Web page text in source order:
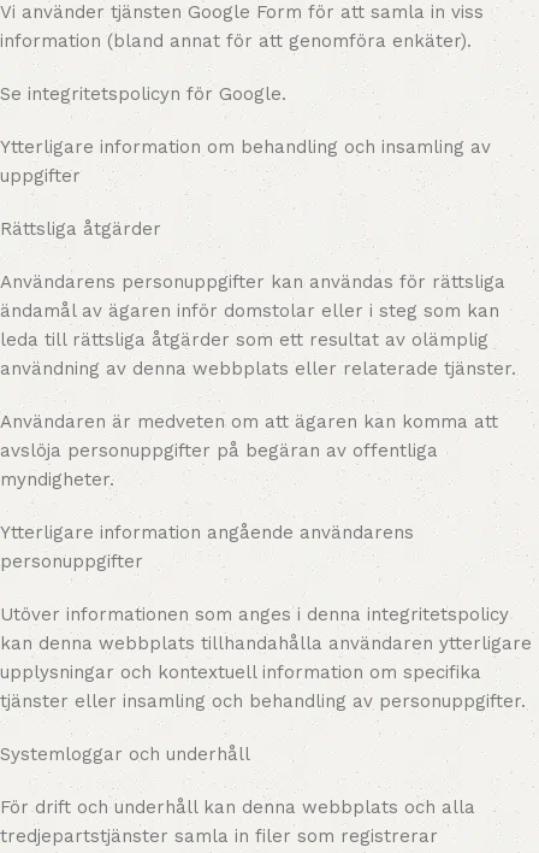
Vi använder tjänsten Google Form för att samla in viss
information (bland annat för att genomföra enkäter).
Se integritetspolicyn för Google.
Ytterligare information om behandling och insamling av
uppgifter
Rättsliga åtgärder
Användarens personuppgifter kan användas för rättsliga
ändamål av ägaren inför domstolar eller i steg som kan
leda till rättsliga åtgärder som ett resultat av olämplig
användning av denna webbplats eller relaterade tjänster.
Användaren är medveten om att ägaren kan komma att
avslöja personuppgifter på begäran av offentliga
myndigheter.
Ytterligare information angående användarens
personuppgifter
Utöver informationen som anges i denna integritetspolicy
kan denna webbplats tillhandahålla användaren ytterligare
upplysningar och kontextuell information om specifika
tjänster eller insamling och behandling av personuppgifter.
Systemloggar och underhåll
För drift och underhåll kan denna webbplats och alla
tredjepartstjänster samla in filer som registrerar